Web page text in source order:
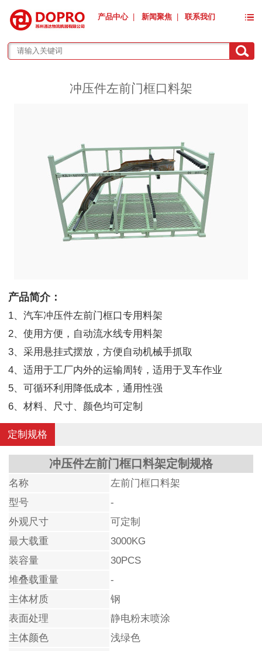
产品中心 新闻聚焦 联系我们
冲压件左前门框口料架
产品简介：
1、汽车冲压件左前门框口专用料架
2、使用方便，自动流水线专用料架
3、采用悬挂式摆放，方便自动机械手抓取
4、适用于工厂内外的运输周转，适用于叉车作业
5、可循环利用降低成本，通用性强
6、材料、尺寸、颜色均可定制
定制规格
冲压件左前门框口料架定制规格
名称
左前门框口料架
型号
-
外观尺寸
可定制
最大载重
3000KG
装容量
30PCS
堆叠载重量
-
主体材质
钢
表面处理
静电粉末喷涂
主体颜色
浅绿色